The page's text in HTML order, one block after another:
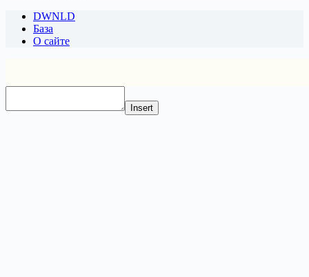
DWNLD
База
О сайте
Insert